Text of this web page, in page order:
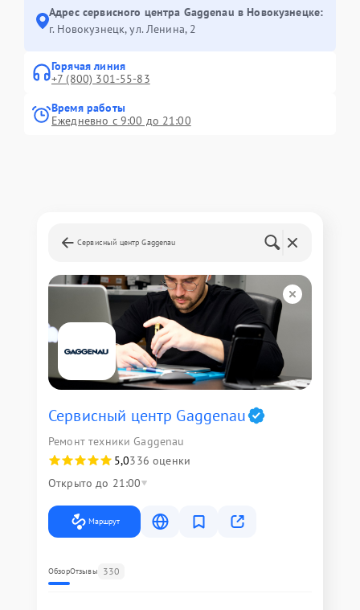
Адрес сервисного центра Gaggenau в Новокузнецке:
г. Новокузнецк, ул. Ленина, 2
Горячая линия
+7 (800) 301-55-83
Время работы
Ежедневно с 9:00 до 21:00
Сервисный центр Gaggenau
Сервисный центр Gaggenau
Ремонт техники Gaggenau
5,0336 оценки
Открыто до 21:00
Маршрут
ОбзорОтзывы 330